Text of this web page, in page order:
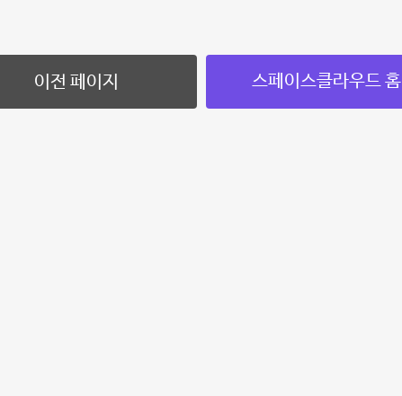
이전 페이지 스페이스클라우드 홈